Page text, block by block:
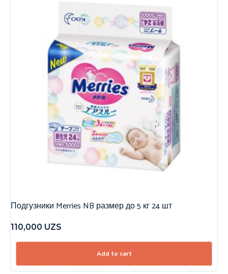
Подгузники Merries NB размер до 5 кг 24 шт
110,000 UZS
Add to cart